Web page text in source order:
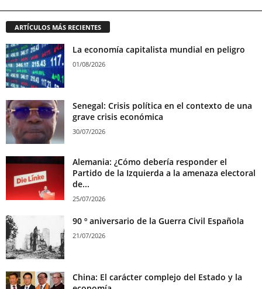
ARTÍCULOS MÁS RECIENTES
La economía capitalista mundial en peligro
01/08/2026
Senegal: Crisis política en el contexto de una
grave crisis económica
30/07/2026
Alemania: ¿Cómo debería responder el
Partido de la Izquierda a la amenaza electoral
de...
25/07/2026
90 º aniversario de la Guerra Civil Española
21/07/2026
China: El carácter complejo del Estado y la